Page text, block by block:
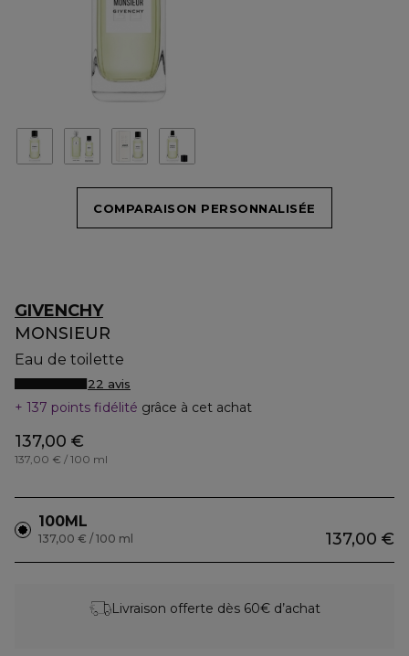
COMPARAISON PERSONNALISÉE
GIVENCHY
MONSIEUR
Eau de toilette
22 avis
137 points fidélité grâce à cet achat
137,00 €
137,00 € / 100 ml
100ML
137,00 €
137,00 € / 100 ml
Livraison offerte dès 60€ d’achat